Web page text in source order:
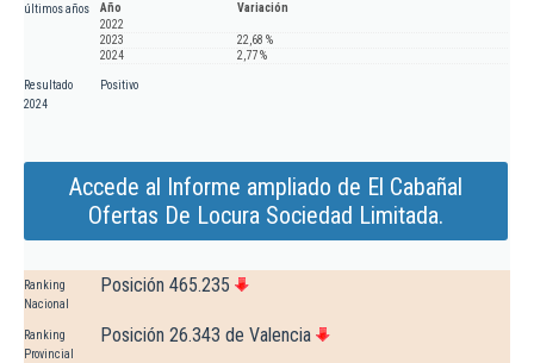
últimos años
Año
Variación
2022
2023
22,68 %
2024
2,77 %
Resultado
2024
Positivo
Accede al Informe ampliado de El Cabañal
Ofertas De Locura Sociedad Limitada.
Ranking
Nacional
Posición 465.235
Ranking
Provincial
Posición 26.343 de Valencia